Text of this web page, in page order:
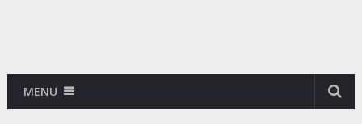
MENU